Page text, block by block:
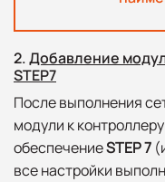
2.Добавление
STEP7
После выполнения
модули к
обеспечениеSTEP 7
все настройки